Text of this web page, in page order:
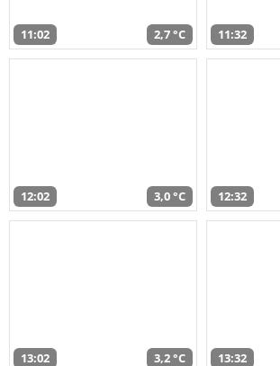
11:02 2,7 °C 11:32
12:02 3,0 °C 12:32
13:02 3,2 °C 13:32